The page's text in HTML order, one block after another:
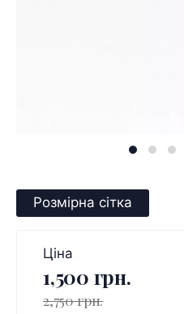
Розмірна сітка
Ціна
1,500 грн.
2,750 грн.